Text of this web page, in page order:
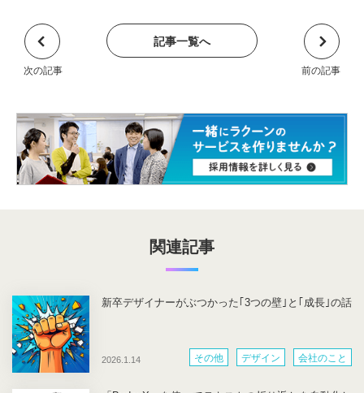
記事一覧へ
関連記事
2026.1.14
新卒デザイナーがぶつかった｢3つの壁｣と｢成長｣の話
その他 デザイン 会社のこと